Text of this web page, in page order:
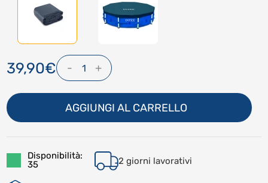
39,90€ - 1 +
AGGIUNGI AL CARRELLO
Disponibilità:
35
2 giorni lavorativi